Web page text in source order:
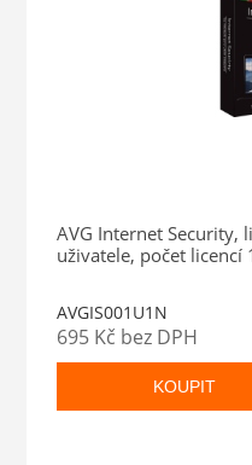
AVG Internet Security,
uživatele, počet
AVGIS001U1N
695 Kč bez DPH
KOUPIT